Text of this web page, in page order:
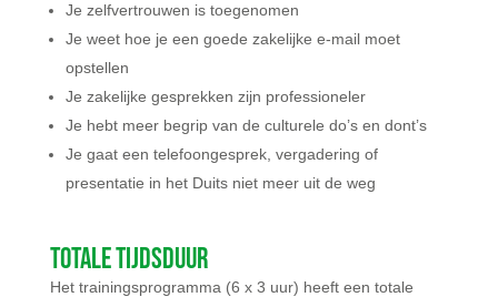
Je zelfvertrouwen is toegenomen
Je weet hoe je een goede zakelijke e-mail moet
opstellen
Je zakelijke gesprekken zijn professioneler
Je hebt meer begrip van de culturele do’s en dont’s
Je gaat een telefoongesprek, vergadering of
presentatie in het Duits niet meer uit de weg
Totale tijdsduur
Het trainingsprogramma (6 x 3 uur) heeft een totale